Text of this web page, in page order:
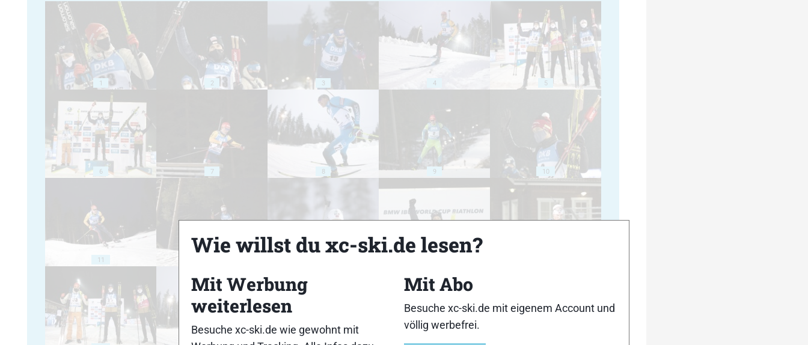
1 2 3 4 5
6 7 8 9 10
11
Wie willst du xc-ski.de lesen?
Mit Werbung
weiterlesen
Besuche xc-ski.de wie gewohnt mit
Mit Abo
Besuche xc-ski.de mit eigenem Account und
völlig werbefrei.